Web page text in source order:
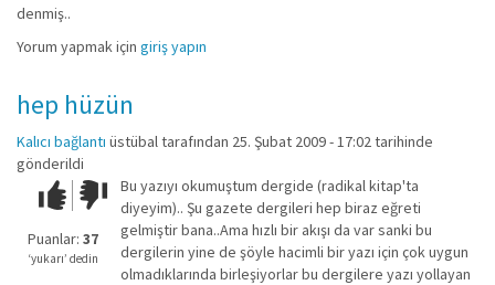
denmiş..
Yorum yapmak için giriş yapın
hep hüzün
Kalıcı bağlantı üstübaltarafından 25. Şubat 2009 - 17:02 tarihinde
gönderildi
Çok iyi!O
kadar
iyi
değil!
Puanlar: 37
‘yukarı’ dedin
Bu yazıyı okumuştum dergide (radikal kitap'ta
diyeyim).. Şu gazete dergileri hep biraz eğreti
gelmiştir bana..Ama hızlı bir akışı da var sanki bu
dergilerin yine de şöyle hacimli bir yazı için çok uygun
olmadıklarında birleşiyorlar bu dergilere yazı yollayan